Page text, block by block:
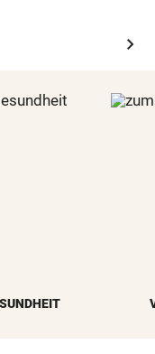
chevron_right